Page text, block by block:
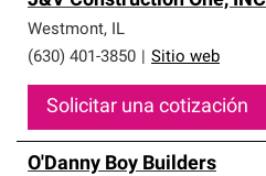
Westmont, IL
(630) 401-3850
Sitio web
Solicitar una cotización
O'Danny Boy Builders